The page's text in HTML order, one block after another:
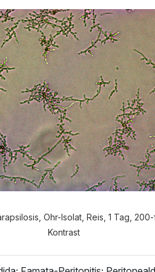
Ohr-Isolat, Reis, 1 Tag,
Kontrast